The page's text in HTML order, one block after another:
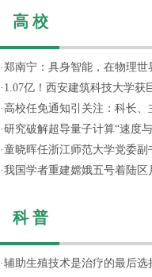
高 校
·郑南宁：具身智能，在物理世
· 1.07亿！西安建筑科技大学获
· 高校任免通知引关注：科长
·研究破解超导量子计算“速度
·童晓晖任浙江师范大学党委副
·我国学者重建嫦娥五号着陆区
科 普
·辅助生殖技术是治疗的最后选